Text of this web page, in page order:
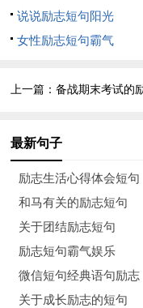
伟大的理想造就伟大
9、
天助自助者。
ethecrowd:alittlebitmore.
四个简短的词汇概括
[比别人多一点努力、
省、多一点学习、多一
奇迹！]
说说励志短句阳光
女性励志短句霸气
上一篇：备战期末考试的
最新句子
励志生活心得体会短句
和马有关的励志短句
关于团结励志短句
励志短句霸气娱乐
微信短句经典语句励志
关于成长励志的短句